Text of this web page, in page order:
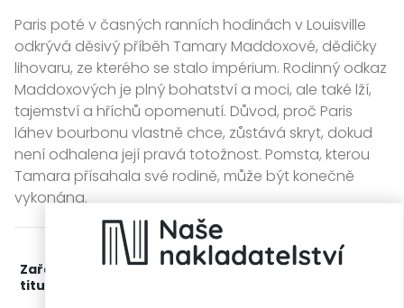
Paris poté v časných ranních hodinách v Louisville
odkrývá děsivý příběh Tamary Maddoxové, dědičky
lihovaru, ze kterého se stalo impérium. Rodinný odkaz
Maddoxových je plný bohatství a moci, ale také lží,
tajemství a hříchů opomenutí. Důvod, proč Paris
láhev bourbonu vlastně chce, zůstává skryt, dokud
není odhalena její pravá totožnost. Pomsta, kterou
Tamara přísahala své rodině, může být konečně
vykonána.
Zařažení
titulu:
Kategorie >Čtení pro ženy